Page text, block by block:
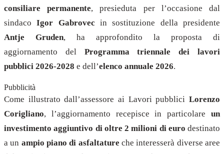
consiliare permanente, presieduta per l’occasione dal
sindacoIgor Gabrovec in sostituzione della presidente
Antje Gruden, ha approfondito la proposta di
aggiornamento del Programma triennale dei lavori
pubblici 2026-2028 e dell’elenco annuale 2026.
Pubblicità
Come illustrato dall’assessore ai Lavori pubblici Lorenzo
Corigliano, l’aggiornamento recepisce in particolare un
investimento aggiuntivo di oltre 2 milioni di euro destinato
a un ampio piano di asfaltature che interesserà diverse aree